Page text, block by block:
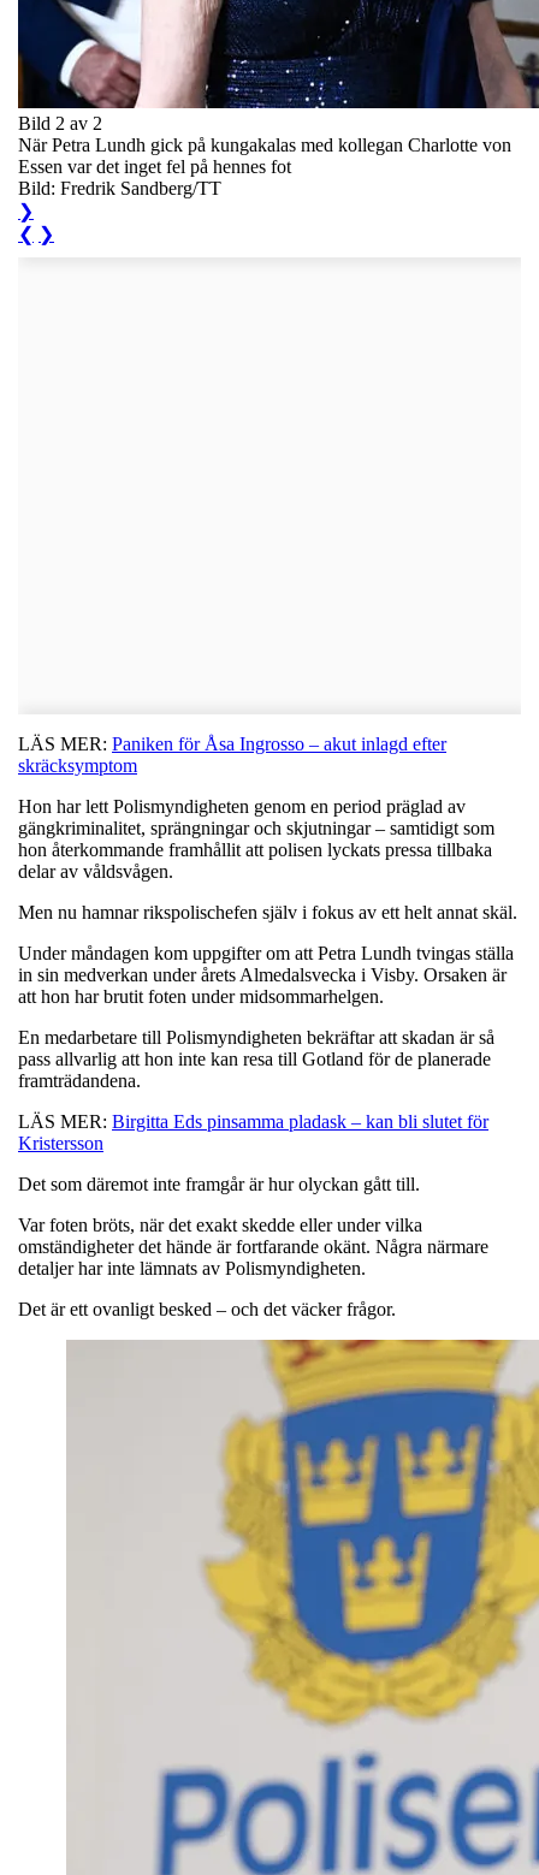
Bild 2 av 2
När Petra Lundh gick på kungakalas med kollegan Charlotte von
Essen var det inget fel på hennes fot
Bild: Fredrik Sandberg/TT
❯
❮ ❯
LÄS MER: Paniken för Åsa Ingrosso – akut inlagd efter
skräcksymptom
Hon har lett Polismyndigheten genom en period präglad av
gängkriminalitet, sprängningar och skjutningar – samtidigt som
hon återkommande framhållit att polisen lyckats pressa tillbaka
delar av våldsvågen.
Men nu hamnar rikspolischefen själv i fokus av ett helt annat skäl.
Under måndagen kom uppgifter om att Petra Lundh tvingas ställa
in sin medverkan under årets Almedalsvecka i Visby. Orsaken är
att hon har brutit foten under midsommarhelgen.
En medarbetare till Polismyndigheten bekräftar att skadan är så
pass allvarlig att hon inte kan resa till Gotland för de planerade
framträdandena.
LÄS MER: Birgitta Eds pinsamma pladask – kan bli slutet för
Kristersson
Det som däremot inte framgår är hur olyckan gått till.
Var foten bröts, när det exakt skedde eller under vilka
omständigheter det hände är fortfarande okänt. Några närmare
detaljer har inte lämnats av Polismyndigheten.
Det är ett ovanligt besked – och det väcker frågor.